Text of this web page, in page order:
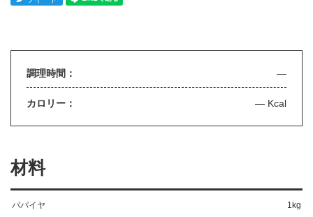
調理時間： —
カロリー： — Kcal
材料
パパイヤ 1kg